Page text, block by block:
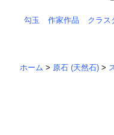
勾玉 作家作品 クラス
ホーム > 原石 (天然石) >